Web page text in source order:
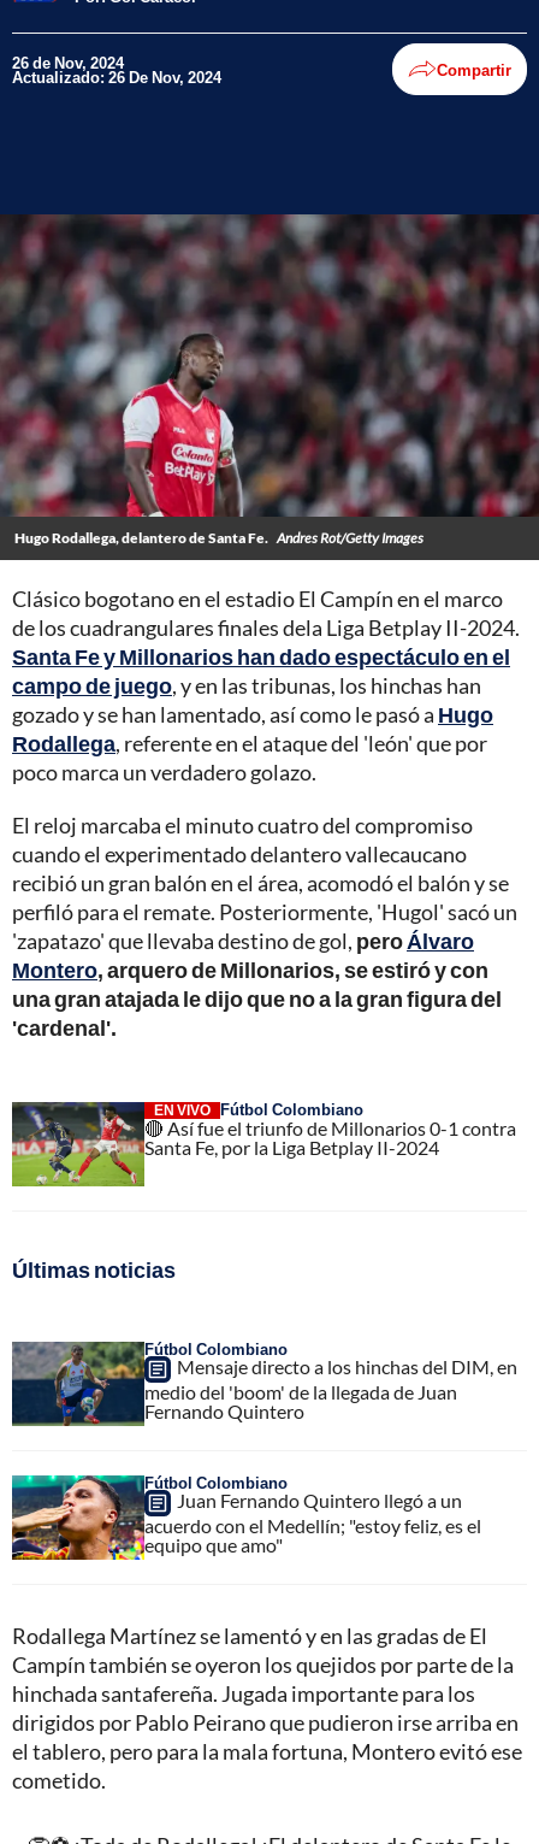
26 de Nov, 2024
Actualizado: 26 De Nov, 2024 Compartir
Hugo Rodallega, delantero de Santa Fe. Andres Rot/Getty Images
Clásico bogotano en el estadio El Campín en el marco
de los cuadrangulares finales dela Liga Betplay II-2024.
Santa Fe y Millonarios han dado espectáculo en el
campo de juego, y en las tribunas, los hinchas han
gozado y se han lamentado, así como le pasó a Hugo
Rodallega, referente en el ataque del 'león' que por
poco marca un verdadero golazo.
El reloj marcaba el minuto cuatro del compromiso
cuando el experimentado delantero vallecaucano
recibió un gran balón en el área, acomodó el balón y se
perfiló para el remate. Posteriormente, 'Hugol' sacó un
'zapatazo' que llevaba destino de gol, peroÁlvaro
Montero, arquero de Millonarios, se estiró y con
una gran atajada le dijo que no a la gran figura del
'cardenal'.
EN VIVO Fútbol Colombiano
🔴 Así fue el triunfo de Millonarios 0-1 contra
Santa Fe, por la Liga Betplay II-2024
Últimas noticias
Fútbol Colombiano
Mensaje directo a los hinchas del DIM, en
medio del 'boom' de la llegada de Juan
Fernando Quintero
Fútbol Colombiano
Juan Fernando Quintero llegó a un
acuerdo con el Medellín; "estoy feliz, es el
equipo que amo"
Rodallega Martínez se lamentó y en las gradas de El
Campín también se oyeron los quejidos por parte de la
hinchada santafereña. Jugada importante para los
dirigidos por Pablo Peirano que pudieron irse arriba en
el tablero, pero para la mala fortuna, Montero evitó ese
cometido.